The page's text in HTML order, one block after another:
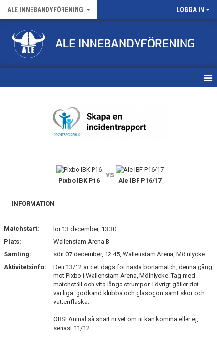
ALE INNEBANDYFÖRENING LOGGA IN
FÖRENINGENS MATCHER
MEDLEMSKAP
Pixbo IBK P16
vs
Ale IBF P16/17
INFORMATION
Matchstart:
lör 13 december, 13:30
Plats:
Wallenstam Arena B
Samling:
sön 07 december, 12:45, Wallenstam Arena, Mölnlycke
Aktivitetsinfo:
Den 13/12 är det dags för nästa bortamatch, denna gång
mot Pixbo i Wallenstam Arena, Mölnlycke. Tag med
matchställ och vita långa strumpor. I övrigt gäller det
vanliga: godkänd klubba och glasögon samt skor och
vattenflaska.
OBS! Anmäl så snart ni vet om ni kan komma eller ej,
senast 11/12.